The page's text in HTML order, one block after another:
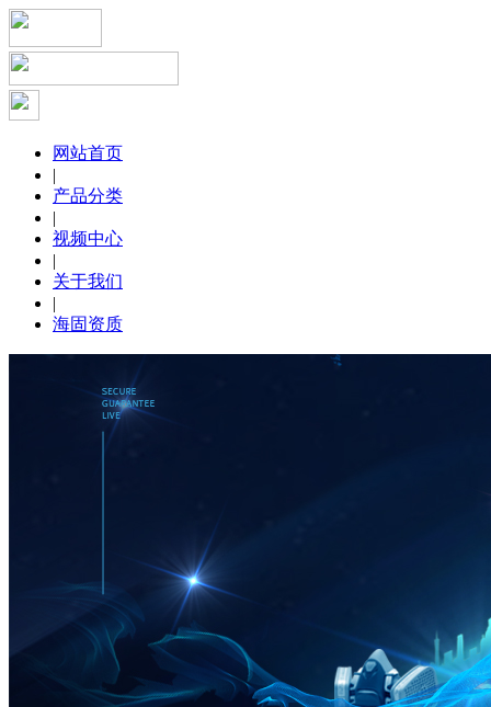
网站首页
|
产品分类
|
视频中心
|
关于我们
|
海固资质